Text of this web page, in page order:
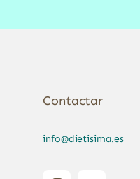
Contactar
info@dietisima.es